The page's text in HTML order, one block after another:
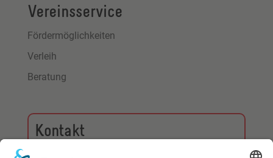
Vereinsservice
Fördermöglichkeiten
Verleih
Beratung
Kontakt